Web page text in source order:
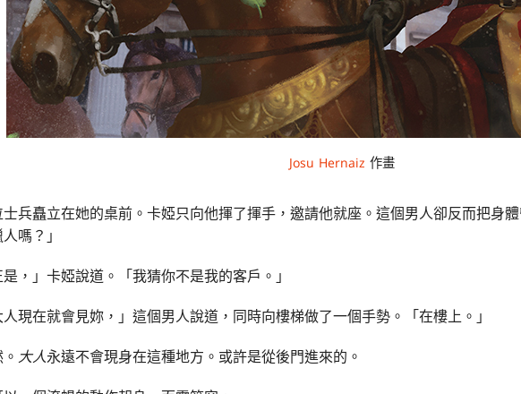
Josu Hernaiz 作畫
兵矗立在她的桌前。卡婭只向他揮了揮手，邀請他就座。這個男人卻反而把身
嗎？」
是，」卡婭說道。「我猜你不是我的客戶。」
人現在就會見妳，」這個男人說道，同時向樓梯做了一個手勢。「在樓上。」
大人永遠不會現身在這種地方。或許是從後門進來的。